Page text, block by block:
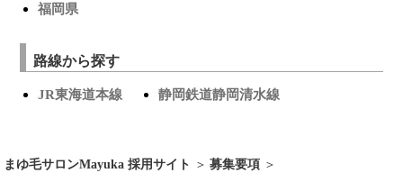
福岡県
路線から探す
JR東海道本線 静岡鉄道静岡清水線
まゆ毛サロンMayuka 採用サイト
募集要項